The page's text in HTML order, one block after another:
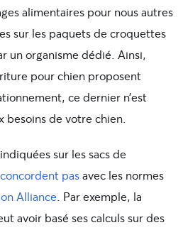
alimentaires pour nous autres
sur les paquets de croquettes
un organisme dédié. Ainsi,
pour chien proposent
ce dernier n’est
de votre chien.
sur les sacs de
pasavec les normes
Alliance . Par exemple, la
avoir basé ses calculs sur des